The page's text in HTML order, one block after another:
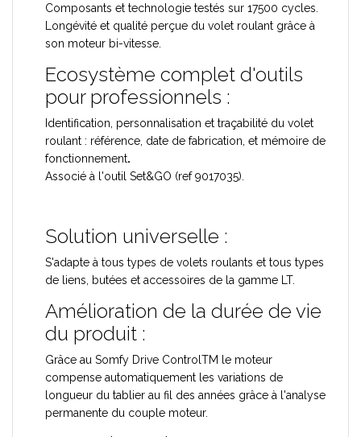
Composants et technologie testés sur 17500 cycles.
Longévité et qualité perçue du volet roulant grâce à
son moteur bi-vitesse.
Ecosystème complet d'outils
pour professionnels :
Identification, personnalisation et traçabilité du volet
roulant : référence, date de fabrication, et mémoire de
fonctionnement.
Associé à l'outil Set&GO (ref 9017035).
Solution universelle :
S'adapte à tous types de volets roulants et tous types
de liens, butées et accessoires de la gamme LT.
Amélioration de la durée de vie
du produit :
Grâce au Somfy Drive ControlTM le moteur
compense automatiquement les variations de
longueur du tablier au fil des années grâce à l'analyse
permanente du couple moteur.